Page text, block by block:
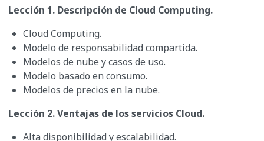
Lección 1. Descripción de Cloud Computing.
Cloud Computing.
Modelo de responsabilidad compartida.
Modelos de nube y casos de uso.
Modelo basado en consumo.
Modelos de precios en la nube.
Lección 2. Ventajas de los servicios Cloud.
Alta disponibilidad y escalabilidad.